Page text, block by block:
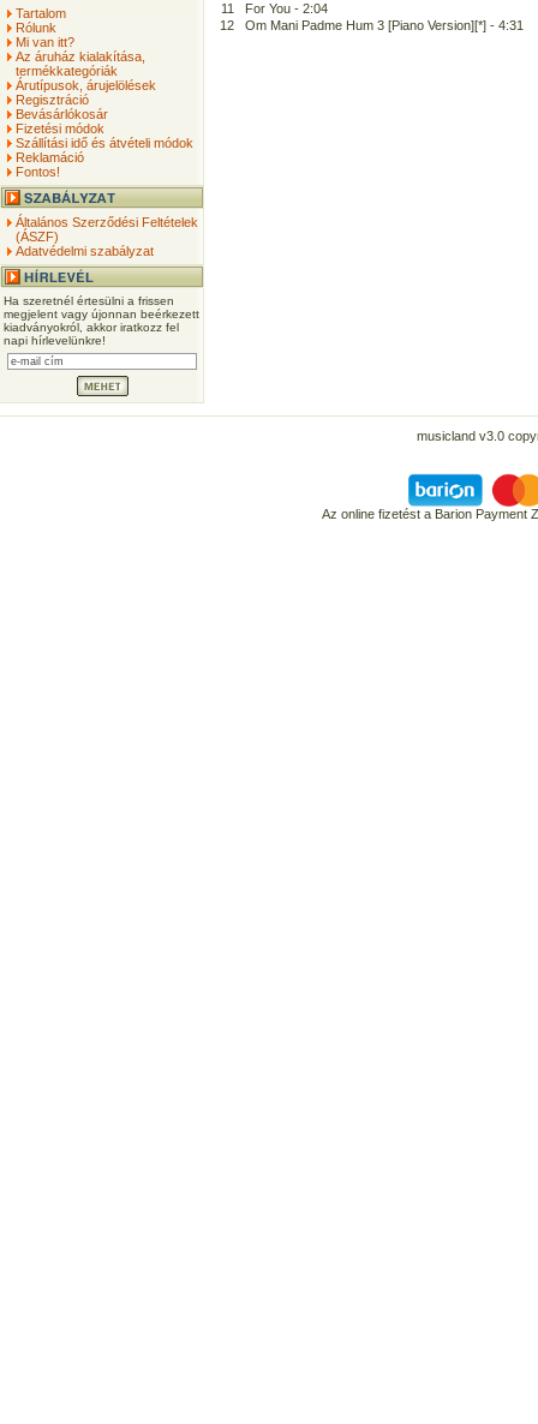
Tartalom
Rólunk
Mi van itt?
Az áruház kialakítása,
termékkategóriák
Árutípusok, árujelölések
Regisztráció
Bevásárlókosár
Fizetési módok
Szállítási idő és átvételi módok
Reklamáció
Fontos!
Általános Szerződési Feltételek
(ÁSZF)
Adatvédelmi szabályzat
Ha szeretnél értesülni a frissen
megjelent vagy újonnan beérkezett
kiadványokról, akkor iratkozz fel
napi hírlevelünkre!
11
For You - 2:04
12
Om Mani Padme Hum 3 [Piano Version][*] - 4:31
musicland v3.0
Az online fizetést a Barion Payment